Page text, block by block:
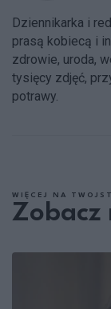
Dziennikarka i
prasą kobiecą i
zdrowie, uroda,
tysięcy zdjęć,
potrawy.
WIĘCEJ NA
Zobacz